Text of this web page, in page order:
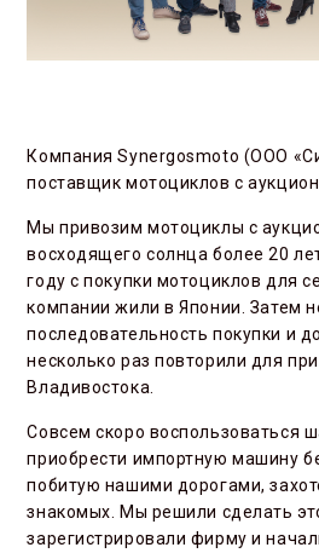
Компания Synergosmoto (ООО
поставщик мотоциклов с
Мы привозим мотоциклы с
восходящего солнца более 20
году с покупки мотоциклов для
компании жили в Японии. Затем
последовательность покупки и
несколько раз повторили для
Владивостока.
Совсем скоро воспользоваться
приобрести импортную машину
побитую нашими дорогами,
знакомых. Мы решили сделать
зарегистрировали фирму и